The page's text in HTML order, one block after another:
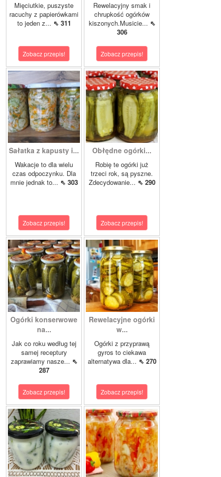
Mięciutkie, puszyste
racuchy z papierówkami
to jeden z... ⇖ 311
Zobacz przepis!
Rewelacyjny smak i
chrupkość ogórków
kiszonych.Musicie... ⇖
306
Zobacz przepis!
Sałatka z kapusty i...
Wakacje to dla wielu
czas odpoczynku. Dla
mnie jednak to... ⇖ 303
Zobacz przepis!
Obłędne ogórki...
Robię te ogórki już
trzeci rok, są pyszne.
Zdecydowanie... ⇖ 290
Zobacz przepis!
Ogórki konserwowe
na...
Jak co roku według tej
samej receptury
zaprawiamy nasze... ⇖
287
Zobacz przepis!
Rewelacyjne ogórki
w...
Ogórki z przyprawą
gyros to ciekawa
alternatywa dla... ⇖ 270
Zobacz przepis!